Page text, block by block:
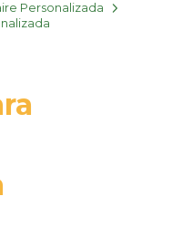
Personalizada